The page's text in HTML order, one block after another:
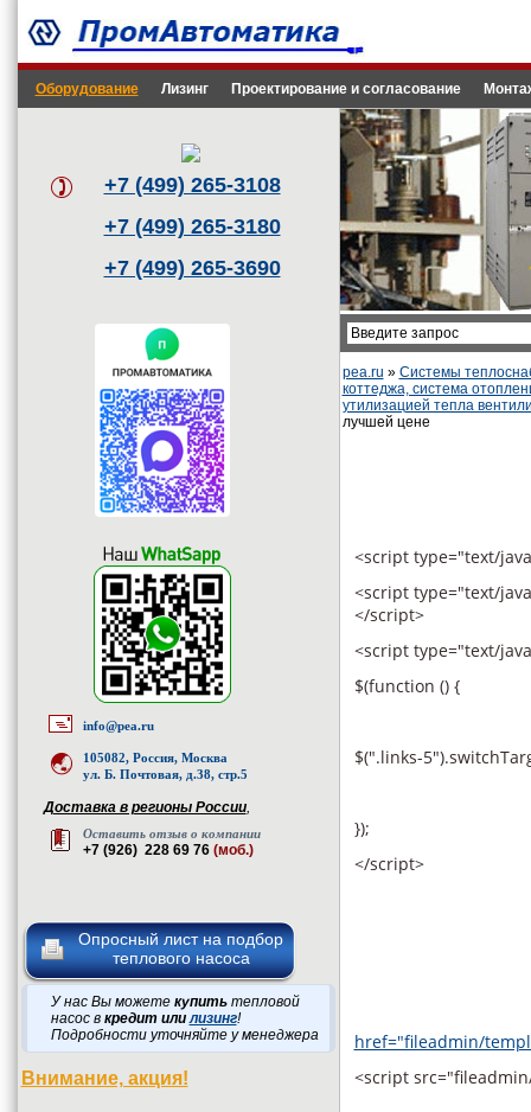
Оборудование Лизинг Проектирование и согласование
+7 (499) 265-3108
+7 (499) 265-3180
+7 (499) 265-3690
info@pea.ru
105082, Россия, Москва
ул. Б. Почтовая, д.38, стр.5
Доставка в регионы России,
Оставить отзыв о компании
+7 (926) 228 69 76 (моб.)
Опросный лист на подбор
теплового насоса
У нас Вы можете купитьтепловой
насос в кредит илилизинг!
Подробности уточняйте у менеджера
Внимание, акция!
pea.ru » Системы
коттеджа, система
утилизацией тепла
лучшей цене
<script type="text/
<script type="text/
</script>
<script type="text/
$(function () {
$(".links-
});
</script>
href="fileadmin/
<script